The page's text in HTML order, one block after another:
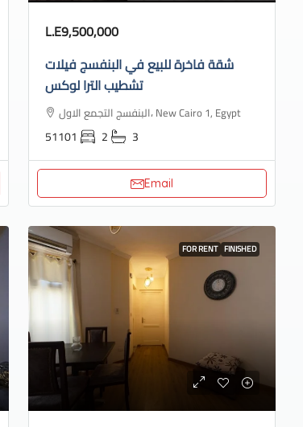
L.E9,500,000
شقة فاخرة للبيع في البنفسج فيلات
تشطيب الترا لوكس
البنفسج التجمع الاول، New Cairo 1, Egypt
51101 2 3
Email
FOR RENT FINISHED